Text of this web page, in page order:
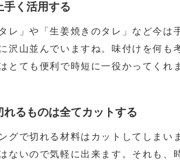
手く活用する
レ」や「生姜焼きのタレ」など今は
沢山並んでいますね。味付けを何も
とても便利で時短に一役かってくれ
るものは全てカットする
グで切れる材料はカットしてしまい
ないので気軽に出来ます。それも、